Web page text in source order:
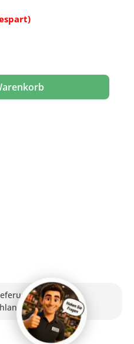
die Schaltflächen um die